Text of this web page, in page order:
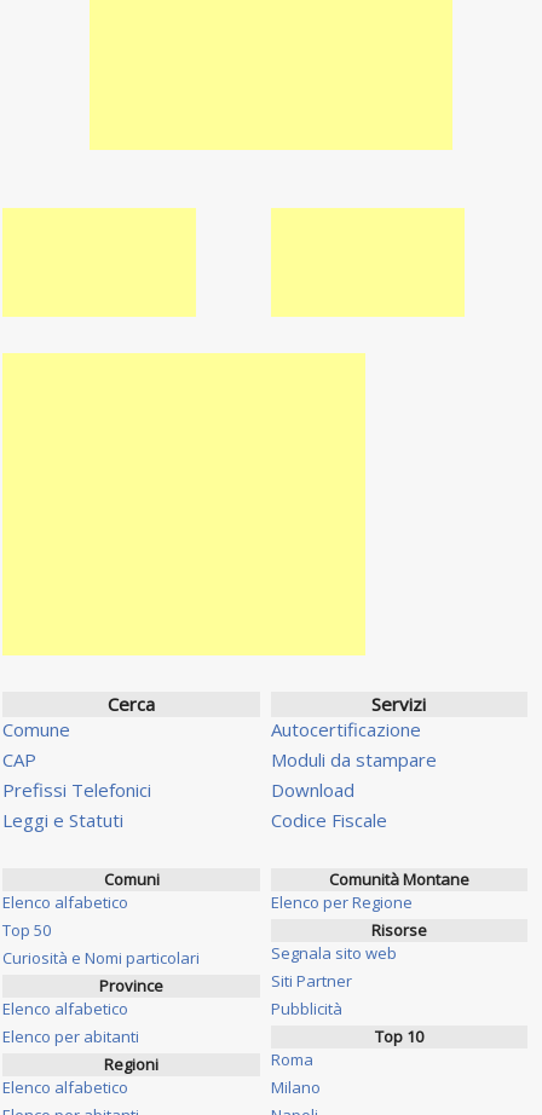
Cerca
Comune
CAP
Prefissi Telefonici
Leggi e Statuti
Servizi
Autocertificazione
Moduli da stampare
Download
Codice Fiscale
Comuni
Elenco alfabetico
Top 50
Curiosità e Nomi particolari
Province
Elenco alfabetico
Elenco per abitanti
Regioni
Elenco alfabetico
Comunità Montane
Elenco per Regione
Risorse
Segnala sito web
Siti Partner
Pubblicità
Top 10
Roma
Milano